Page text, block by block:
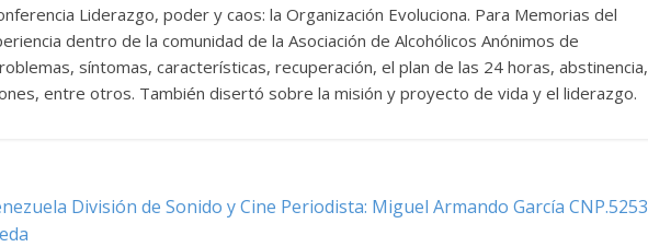
Liderazgo, poder y caos: la Organización Evoluciona. Para Memorias del
dentro de la comunidad de la Asociación de Alcohólicos Anónimos de
síntomas, características, recuperación, el plan de las 24 horas, abstinencia,
entre otros. También disertó sobre la misión y proyecto de vida y el liderazgo.
División de Sonido y Cine Periodista: Miguel Armando García CNP.5253